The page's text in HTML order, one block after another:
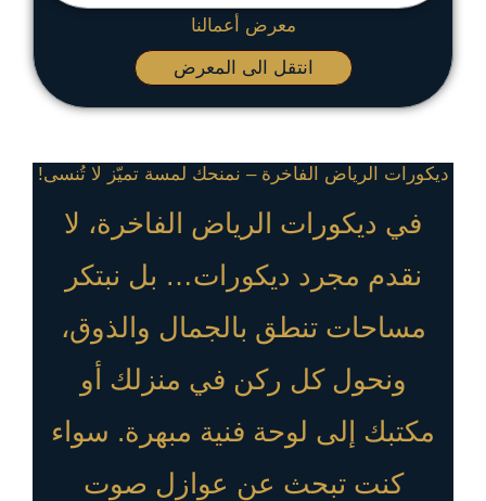
معرض أعمالنا
انتقل الى المعرض
ديكورات الرياض الفاخرة – نمنحك لمسة تميّز لا تُنسى!
في ديكورات الرياض الفاخرة، لا
نقدم مجرد ديكورات… بل نبتكر
مساحات تنطق بالجمال والذوق،
ونحول كل ركن في منزلك أو
مكتبك إلى لوحة فنية مبهرة. سواء
كنت تبحث عن عوازل صوت